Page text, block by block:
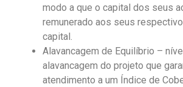
modo a que o capital dos seus
remunerado aos seus
capital.
Alavancagem de Equilíbrio –
alavancagem do projeto que
atendimento a um Índice de